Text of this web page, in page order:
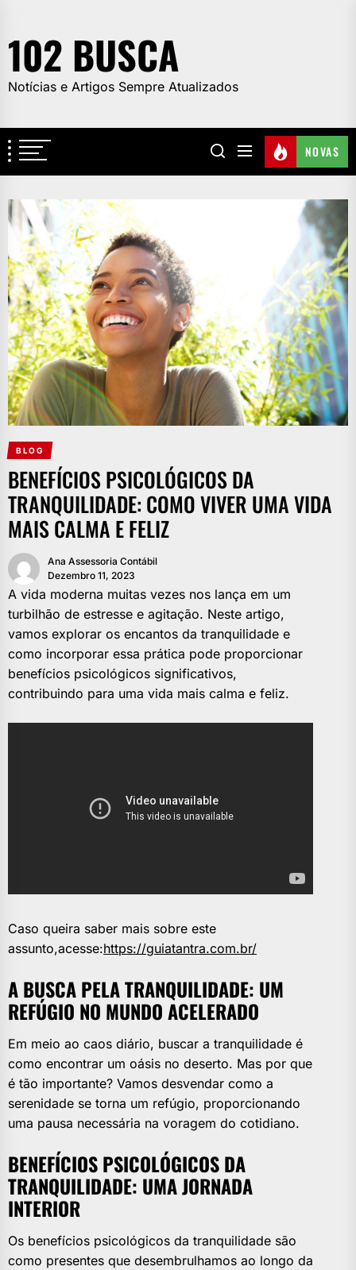
the
content
102 BUSCA
Notícias e Artigos Sempre Atualizados
NOVAS
BLOG
BENEFÍCIOS PSICOLÓGICOS DA
TRANQUILIDADE: COMO VIVER UMA VIDA
MAIS CALMA E FELIZ
Ana Assessoria Contábil
Dezembro 11, 2023
A vida moderna muitas vezes nos lança em um
turbilhão de estresse e agitação. Neste artigo,
vamos explorar os encantos da tranquilidade e
como incorporar essa prática pode proporcionar
benefícios psicológicos significativos,
contribuindo para uma vida mais calma e feliz.
Caso queira saber mais sobre este
assunto,acesse:https://guiatantra.com.br/
A BUSCA PELA TRANQUILIDADE: UM
REFÚGIO NO MUNDO ACELERADO
Em meio ao caos diário, buscar a tranquilidade é
como encontrar um oásis no deserto. Mas por que
é tão importante? Vamos desvendar como a
serenidade se torna um refúgio, proporcionando
uma pausa necessária na voragem do cotidiano.
BENEFÍCIOS PSICOLÓGICOS DA
TRANQUILIDADE: UMA JORNADA
INTERIOR
Os benefícios psicológicos da tranquilidade são
como presentes que desembrulhamos ao longo da